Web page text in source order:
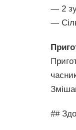
— 2
—
##